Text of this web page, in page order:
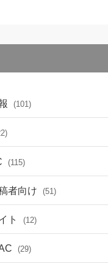
(101)
(115)
者向け (51)
ト (12)
(29)